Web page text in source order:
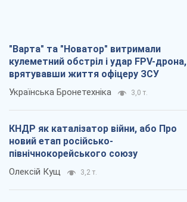
"Варта" та "Новатор" витримали
кулеметний обстріл і удар FPV-дрона,
врятувавши життя офіцеру ЗСУ
Українська Бронетехніка 3,0 т.
КНДР як каталізатор війни, або Про
новий етап російсько-
північнокорейського союзу
Олексій Кущ 3,2 т.